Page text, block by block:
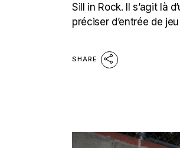
Sill in Rock. Il s’agit là
préciser d’entrée de
SHARE